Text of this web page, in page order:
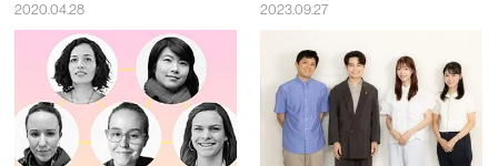
2020.04.28 2023.09.27